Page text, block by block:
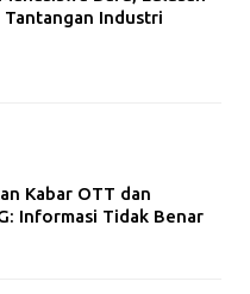
Tantangan Industri
Kabar OTT dan
Informasi Tidak Benar